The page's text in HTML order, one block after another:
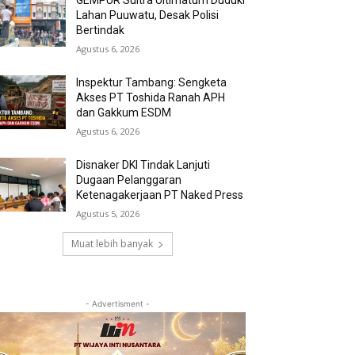
Lahan Puuwatu, Desak Polisi
Bertindak
Agustus 6, 2026
Inspektur Tambang: Sengketa
Akses PT Toshida Ranah APH
dan Gakkum ESDM
Agustus 6, 2026
Disnaker DKI Tindak Lanjuti
Dugaan Pelanggaran
Ketenagakerjaan PT Naked Press
Agustus 5, 2026
Muat lebih banyak
- Advertisment -